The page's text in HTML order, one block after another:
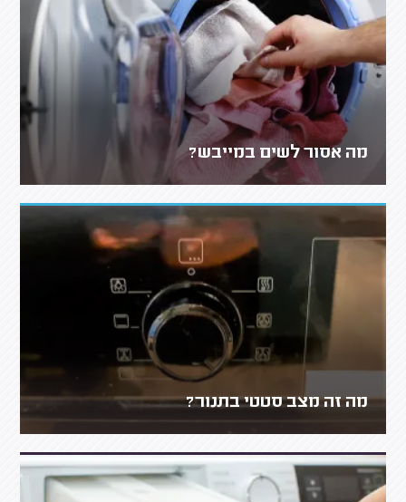
מה אסור לשים במייבש?
מה זה מצב סטטי בתנור?